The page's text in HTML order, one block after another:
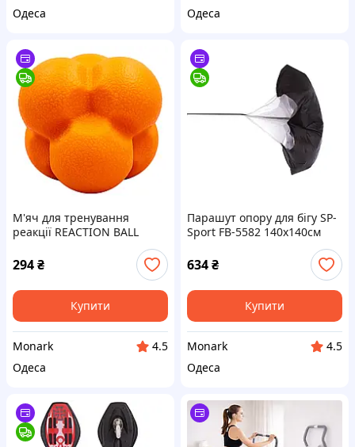
Одеса
Одеса
М'яч для тренування
реакції REACTION BALL
Zelart FI-8235 діаметр 6,5см
для розвитку швидкості
реакції
294₴
Купити
Monark
4.5
Одеса
Парашут опору для бігу SP-
Sport FB-5582 140х140см
швидкості
634₴
Купити
Monark
4.5
Одеса